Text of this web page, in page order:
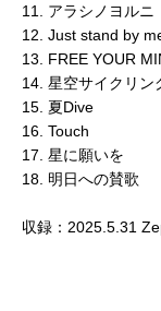
11. アラシノヨルニ
12. Just stand by
13. FREE YOUR
14. 星空サイクリン
15. 夏Dive
16. Touch
17. 星に願いを
18. 明日への賛歌
収録：2025.5.31